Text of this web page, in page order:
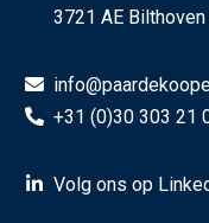
3721 AE
+31 (0)30 303 21
Volg ons op